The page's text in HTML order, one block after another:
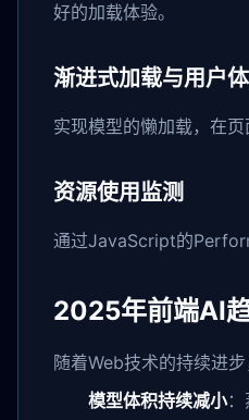
好的加载体验。
渐进式加载与用户
实现模型的懒加载，在
资源使用监测
通过JavaScript的
2025年前端AI
随着Web技术的持续进步
模型体积持续减小：